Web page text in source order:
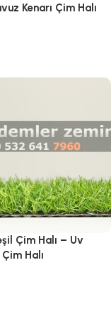
Kenarı Çim Halı
Çim Halı – Uv
Halı